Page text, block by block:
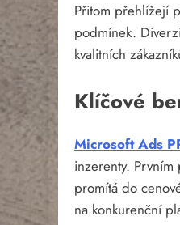
Přitom přehlížejí
podmínek.
kvalitních
Klíčové
Microsoft Ads
inzerenty.
promítá do
na konkurenční